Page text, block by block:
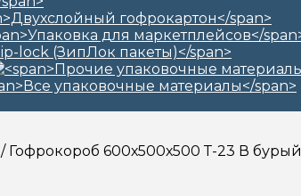
/ Гофрокороб 600х500х500 Т-23 В бурый